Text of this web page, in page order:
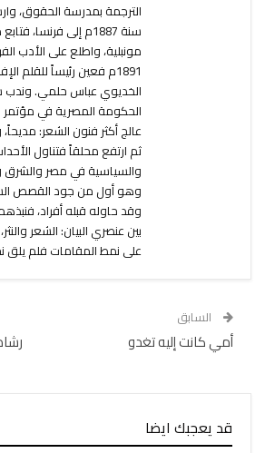
الترجمة بمدرسة الحقوق،
سنة 1887م إلى
مونبلية، واطلع على الأدب
1891م فعين رئيساً للقلم
الحكومة المصرية في
عالج أكثر فنون الشعر: مديحاً،
ثم ارتفع محلقاً فتناول
والسياسية في مصر والشرق
وهو أول من جود القصص
وقد حاوله قبله أفراد،
بين عنصري البيان: الشعر
على نمط المقامات فلم يلق
السابق
أمي كانت إليه تغدو
قد يعجبك ايضا